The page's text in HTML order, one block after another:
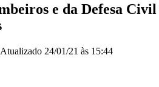
e da Defesa
Atualizado 24/01/21 às 15:44